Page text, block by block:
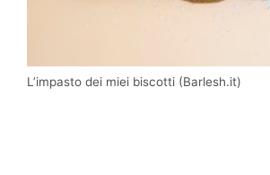
L’impasto dei miei biscotti (Barlesh.it)